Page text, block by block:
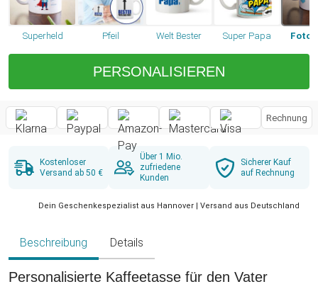
Superheld Pfeil Welt Bester Super Papa Foto
PERSONALISIEREN
Rechnung
Kostenloser
Versand ab 50 €
Über 1 Mio.
zufriedene
Kunden
Sicherer Kauf
auf Rechnung
Dein Geschenkespezialist aus Hannover | Versand aus Deutschland
Beschreibung Details
Personalisierte Kaffeetasse für den Vater